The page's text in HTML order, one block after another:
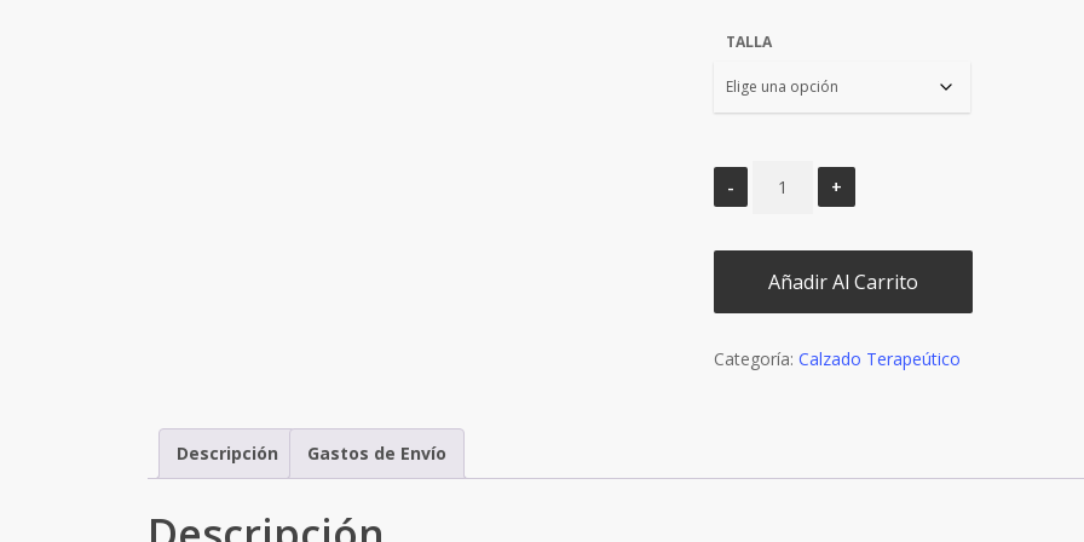
TALLA
Añadir Al Carrito
Categoría: Calzado Terapeútico
Descripción Gastos de Envío